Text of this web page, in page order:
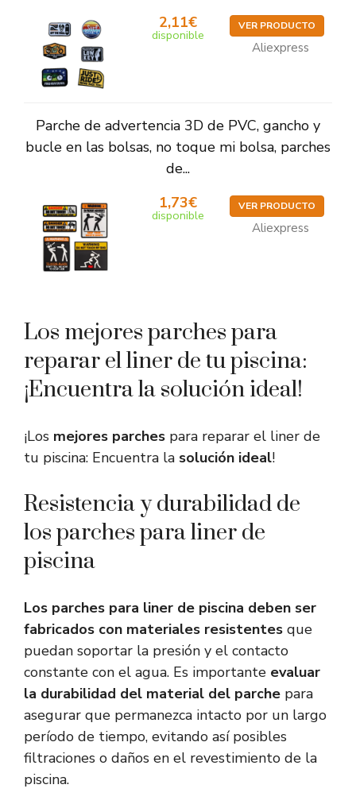
2,11€
disponible
VER PRODUCTO
Aliexpress
Parche de advertencia 3D de PVC, gancho y
bucle en las bolsas, no toque mi bolsa, parches
de...
1,73€
disponible
VER PRODUCTO
Aliexpress
Los mejores parches para
reparar el liner de tu piscina:
¡Encuentra la solución ideal!
¡Los mejores parches para reparar el liner de
tu piscina: Encuentra la solución ideal!
Resistencia y durabilidad de
los parches para liner de
piscina
Los parches para liner de piscina deben ser
fabricados con materiales resistentes que
puedan soportar la presión y el contacto
constante con el agua. Es importante evaluar
la durabilidad del material del parche para
asegurar que permanezca intacto por un largo
período de tiempo, evitando así posibles
filtraciones o daños en el revestimiento de la
piscina.